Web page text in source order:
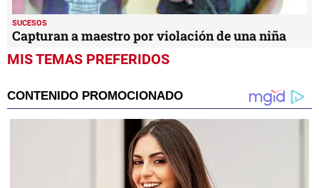
SUCESOS
Capturan a maestro por violación de una niña
MIS TEMAS PREFERIDOS